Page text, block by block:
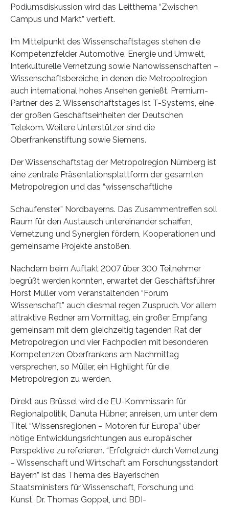
Podiumsdiskussion wird das Leitthema “Zwischen
Campus und Markt” vertieft.
Im Mittelpunkt des Wissenschaftstages stehen die
Kompetenzfelder Automotive, Energie und Umwelt,
Interkulturelle Vernetzung sowie Nanowissenschaften –
Wissenschaftsbereiche, in denen die Metropolregion
auch international hohes Ansehen genießt. Premium-
Partner des 2. Wissenschaftstages ist T-Systems, eine
der großen Geschäftseinheiten der Deutschen
Telekom. Weitere Unterstützer sind die
Oberfrankenstiftung sowie Siemens.
Der Wissenschaftstag der Metropolregion Nürnberg ist
eine zentrale Präsentationsplattform der gesamten
Metropolregion und das “wissenschaftliche
Schaufenster” Nordbayerns. Das Zusammentreffen soll
Raum für den Austausch untereinander schaffen,
Vernetzung und Synergien fördern, Kooperationen und
gemeinsame Projekte anstoßen.
Nachdem beim Auftakt 2007 über 300 Teilnehmer
begrüßt werden konnten, erwartet der Geschäftsführer
Horst Müller vom veranstaltenden “Forum
Wissenschaft” auch diesmal regen Zuspruch. Vor allem
attraktive Redner am Vormittag, ein großer Empfang
gemeinsam mit dem gleichzeitig tagenden Rat der
Metropolregion und vier Fachpodien mit besonderen
Kompetenzen Oberfrankens am Nachmittag
versprechen, so Müller, ein Highlight für die
Metropolregion zu werden.
Direkt aus Brüssel wird die EU-Kommissarin für
Regionalpolitik, Danuta Hübner, anreisen, um unter dem
Titel “Wissensregionen – Motoren für Europa” über
nötige Entwicklungsrichtungen aus europäischer
Perspektive zu referieren. “Erfolgreich durch Vernetzung
– Wissenschaft und Wirtschaft am Forschungsstandort
Bayern” ist das Thema des Bayerischen
Staatsministers für Wissenschaft, Forschung und
Kunst, Dr. Thomas Goppel, und BDI-